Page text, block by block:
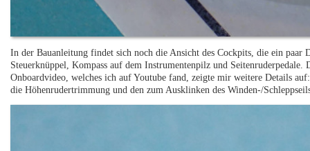
In der Bauanleitung findet sich noch die Ansicht des Cockpits, die ein paar
Steuerknüppel, Kompass auf dem Instrumentenpilz und
Onboardvideo, welches ich auf Youtube fand, zeigte mir weitere Details
die Höhenrudertrimmung und den zum Ausklinken des Winden-/